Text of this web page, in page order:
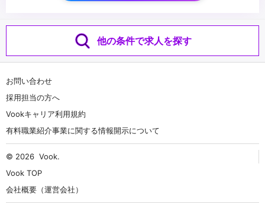
他の条件で求人を探す
お問い合わせ
採用担当の方へ
Vookキャリア利用規約
有料職業紹介事業に関する情報開示について
© 2026 Vook.
Vook TOP
会社概要（運営会社）